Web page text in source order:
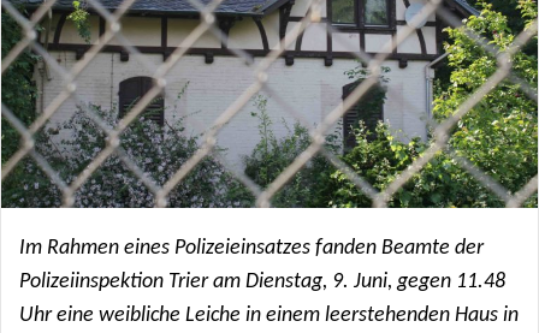
Im Rahmen eines Polizeieinsatzes fanden Beamte der
Polizeiinspektion Trier am Dienstag, 9. Juni, gegen 11.48
Uhr eine weibliche Leiche in einem leerstehenden Haus in